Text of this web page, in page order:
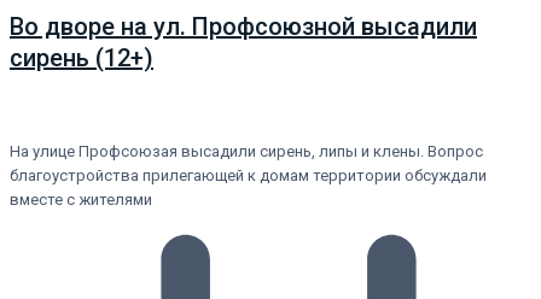
Во дворе на ул. Профсоюзной высадили
сирень (12+)
На улице Профсоюзая высадили сирень, липы и клены. Вопрос
благоустройства прилегающей к домам территории обсуждали
вместе с жителями